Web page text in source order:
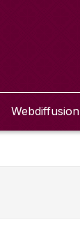
Webdiffusion